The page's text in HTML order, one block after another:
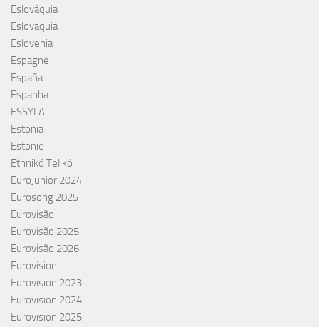
Eslováquia
Eslovaquia
Eslovenia
Espagne
España
Espanha
ESSYLA
Estonia
Estonie
Ethnikó Telikó
EuroJunior 2024
Eurosong 2025
Eurovisão
Eurovisão 2025
Eurovisão 2026
Eurovision
Eurovision 2023
Eurovision 2024
Eurovision 2025